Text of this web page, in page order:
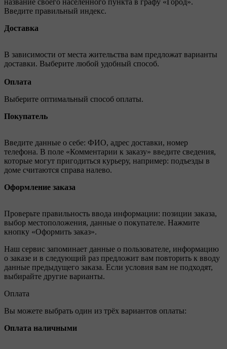
Введите правильный индекс.
Доставка
В зависимости от места жительства вам предложат варианты
доставки. Выберите любой удобный способ.
Оплата
Выберите оптимальный способ оплаты.
Покупатель
Введите данные о себе: ФИО, адрес доставки, номер
телефона. В поле «Комментарии к заказу» введите сведения,
которые могут пригодиться курьеру, например: подъезды в
доме считаются справа налево.
Оформление заказа
Проверьте правильность ввода информации: позиции заказа,
выбор местоположения, данные о покупателе. Нажмите
кнопку «Оформить заказ».
Наш сервис запоминает данные о пользователе, информацию
о заказе и в следующий раз предложит вам повторить к вводу
данные предыдущего заказа. Если условия вам не подходят,
выбирайте другие варианты.
Оплата
Вы можете выбрать один из трёх вариантов оплаты:
Оплата наличными